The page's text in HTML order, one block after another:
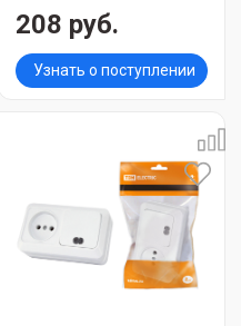
208 руб.
Узнать о поступлении